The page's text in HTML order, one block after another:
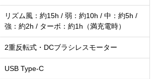
リズム風：約15h / 弱：約10h / 中：約5h /
強：約2h / ターボ：約1h（満充電時）
2重反転式・DCブラシレスモーター
USB Type-C